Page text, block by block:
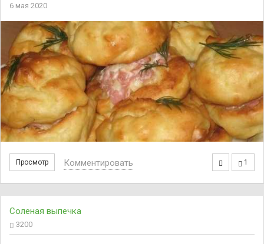
6 мая 2020
Просмотр 1
Комментировать
Соленая выпечка
3200